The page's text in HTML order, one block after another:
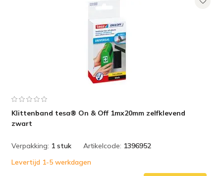
Klittenband tesa® On & Off 1mx20mm zelfklevend
zwart
Verpakking: 1 stuk Artikelcode: 1396952
Levertijd 1-5 werkdagen